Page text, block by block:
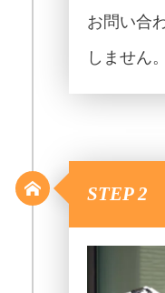
お問い合
しません。
STEP 2